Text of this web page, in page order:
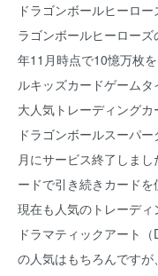
ドラゴンボールヒーロ
ラゴンボールヒーロー
年11月時点で10憶万枚
ルキッズカードゲーム
大人気トレーディングカ
ドラゴンボールスーパ
月にサービス終了しま
ードで引き続きカードを
現在も人気のトレーディ
ドラマティックアート
の人気はもちろんです